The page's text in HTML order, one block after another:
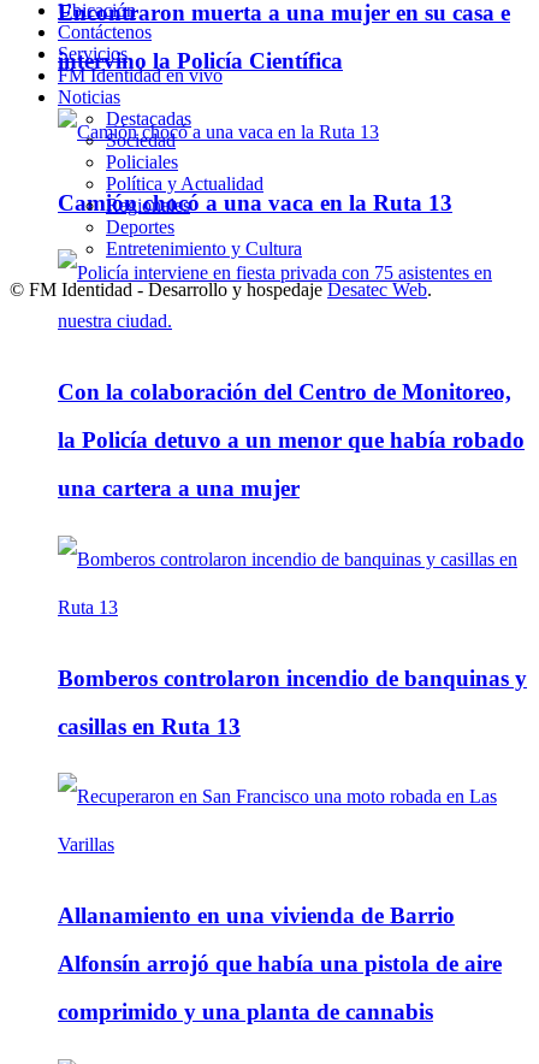
Encontraron muerta a una mujer en su casa e
intervino la Policía Científica
Camión chocó a una vaca en la Ruta 13
Con la colaboración del Centro de Monitoreo,
la Policía detuvo a un menor que había robado
una cartera a una mujer
Bomberos controlaron incendio de banquinas y
casillas en Ruta 13
Allanamiento en una vivienda de Barrio
Alfonsín arrojó que había una pistola de aire
comprimido y una planta de cannabis
Ubicación
Contáctenos
Servicios
FM Identidad en vivo
Noticias
Destacadas
Sociedad
Policiales
Política y Actualidad
Regionales
Deportes
Entretenimiento y Cultura
© FM Identidad - Desarrollo y hospedaje Desatec Web.